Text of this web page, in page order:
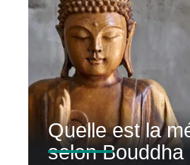
Quelle est la
selon Bouddha